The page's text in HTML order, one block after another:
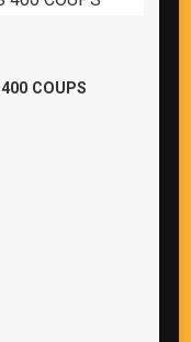
COUPS